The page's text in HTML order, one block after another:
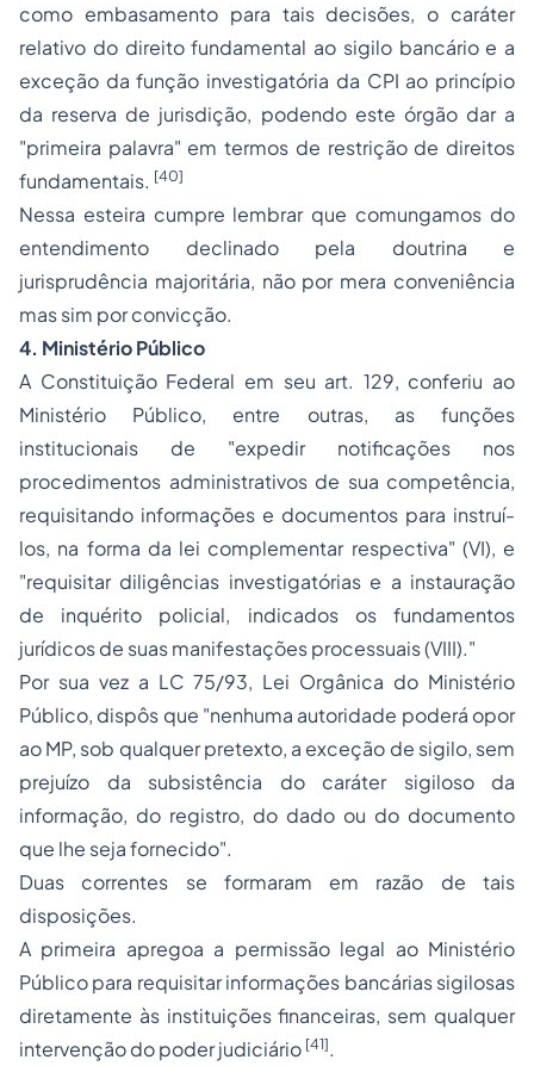
como embasamento para tais decisões, o caráter
relativo do direito fundamental ao sigilo bancário e a
exceção da função investigatória da CPI ao princípio
da reserva de jurisdição, podendo este órgão dar a
"primeira palavra" em termos de restrição de direitos
fundamentais. [40]
Nessa esteira cumpre lembrar que comungamos do
entendimento declinado pela doutrina e
jurisprudência majoritária, não por mera conveniência
mas sim por convicção.
4. Ministério Público
A Constituição Federal em seu art. 129, conferiu ao
Ministério Público, entre outras, as funções
institucionais de "expedir notificações nos
procedimentos administrativos de sua competência,
requisitando informações e documentos para instruí-
los, na forma da lei complementar respectiva" (VI), e
"requisitar diligências investigatórias e a instauração
de inquérito policial, indicados os fundamentos
jurídicos de suas manifestações processuais (VIII)."
Por sua vez a LC 75/93, Lei Orgânica do Ministério
Público, dispôs que "nenhuma autoridade poderá opor
ao MP, sob qualquer pretexto, a exceção de sigilo, sem
prejuízo da subsistência do caráter sigiloso da
informação, do registro, do dado ou do documento
que lhe seja fornecido".
Duas correntes se formaram em razão de tais
disposições.
A primeira apregoa a permissão legal ao Ministério
Público para requisitar informações bancárias sigilosas
diretamente às instituições financeiras, sem qualquer
intervenção do poder judiciário [41].